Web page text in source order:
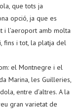
que tots ja
opció, ja que es
i l’aeroport amb molta
fins i tot, la platja del
el Montnegre i el
Marina, les Guilleries,
entre d’altres. A la
gran varietat de